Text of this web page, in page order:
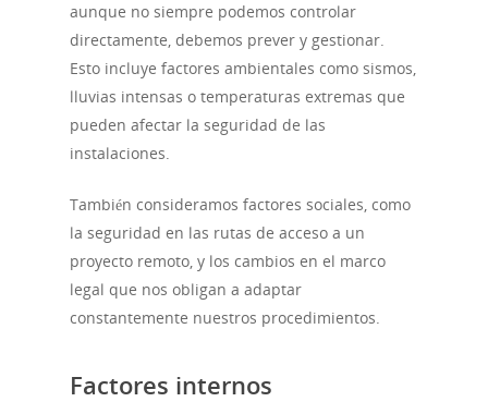
aunque no siempre podemos controlar
directamente, debemos prever y gestionar.
Esto incluye factores ambientales como sismos,
lluvias intensas o temperaturas extremas que
pueden afectar la seguridad de las
instalaciones.
También consideramos factores sociales, como
la seguridad en las rutas de acceso a un
proyecto remoto, y los cambios en el marco
legal que nos obligan a adaptar
constantemente nuestros procedimientos.
Factores internos